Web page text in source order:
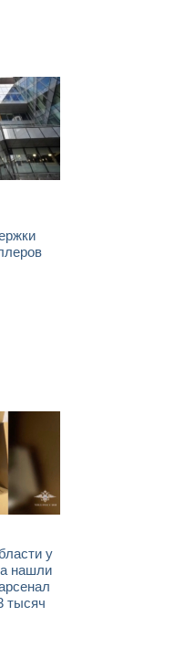
у
нашли
тысяч